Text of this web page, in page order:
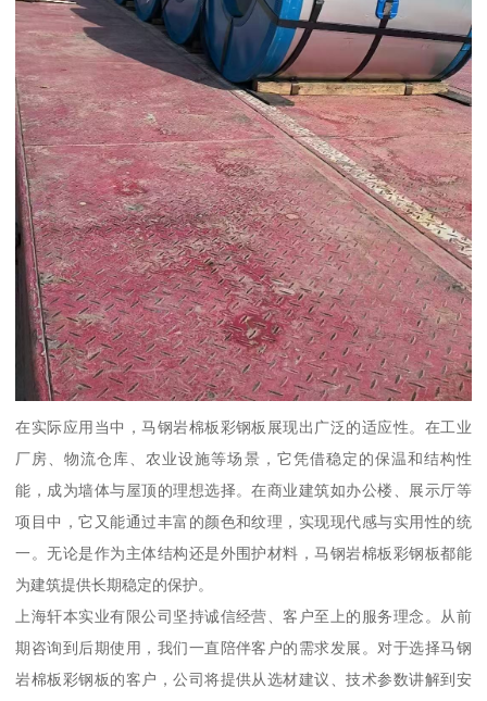
在实际应用当中，马钢岩棉板彩钢板展现出广泛的适应性。在工业
厂房、物流仓库、农业设施等场景，它凭借稳定的保温和结构性
能，成为墙体与屋顶的理想选择。在商业建筑如办公楼、展示厅等
项目中，它又能通过丰富的颜色和纹理，实现现代感与实用性的统
一。无论是作为主体结构还是外围护材料，马钢岩棉板彩钢板都能
为建筑提供长期稳定的保护。
上海轩本实业有限公司坚持诚信经营、客户至上的服务理念。从前
期咨询到后期使用，我们一直陪伴客户的需求发展。对于选择马钢
岩棉板彩钢板的客户，公司将提供从选材建议、技术参数讲解到安